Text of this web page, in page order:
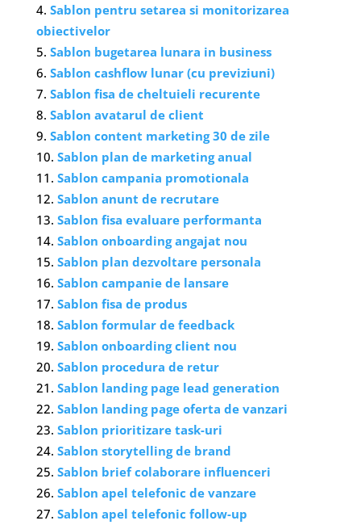
Sablon pentru setarea si monitorizarea
obiectivelor
Sablon bugetarea lunara in business
Sablon cashflow lunar (cu previziuni)
Sablon fisa de cheltuieli recurente
Sablon avatarul de client
Sablon content marketing 30 de zile
Sablon plan de marketing anual
Sablon campania promotionala
Sablon anunt de recrutare
Sablon fisa evaluare performanta
Sablon onboarding angajat nou
Sablon plan dezvoltare personala
Sablon campanie de lansare
Sablon fisa de produs
Sablon formular de feedback
Sablon onboarding client nou
Sablon procedura de retur
Sablon landing page lead generation
Sablon landing page oferta de vanzari
Sablon prioritizare task-uri
Sablon storytelling de brand
Sablon brief colaborare influenceri
Sablon apel telefonic de vanzare
Sablon apel telefonic follow-up